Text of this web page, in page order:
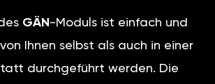
GÄN -Moduls ist einfach und
Ihnen selbst als auch in einer
durchgeführt werden. Die